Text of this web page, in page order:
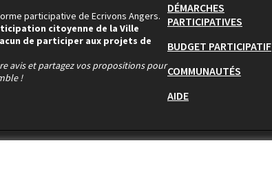
participative de Ecrivons Angers.
citoyenne de la Ville
de participer aux projets de
avis et partagez vos propositions pour
!
DÉMARCHES
PARTICIPATIVES
BUDGET PARTICIPATIF
COMMUNAUTÉS
AIDE